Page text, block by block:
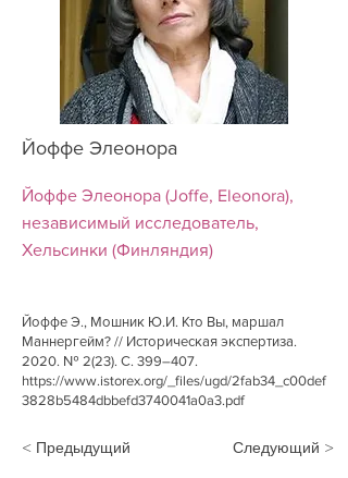
Йоффе Элеонора
Йоффе Элеонора (Joffe, Eleonora),
независимый исследователь,
Хельсинки (Финляндия)
Йоффе Э., Мошник Ю.И. Кто Вы, маршал
Маннергейм? // Историческая экспертиза.
2020. № 2(23). С. 399–407.
https://www.istorex.org/_files/ugd/2fab34_c00def
3828b5484dbbefd3740041a0a3.pdf
< Предыдущий Следующий >